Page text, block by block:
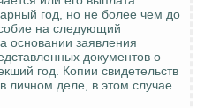
год, но не более чем до
на следующий
основании заявления
документов о
год. Копии свидетельств
деле, в этом случае